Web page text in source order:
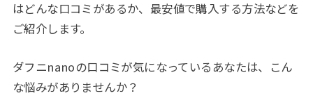
はどんな口コミがあるか、最安値で購入する方法などを
ご紹介します。
ダフニnanoの口コミが気になっているあなたは、こん
な悩みがありませんか？